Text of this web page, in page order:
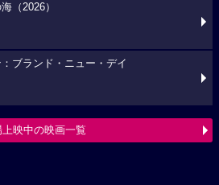
（2026）
ブランド・ニュー・デイ
上映中の映画一覧